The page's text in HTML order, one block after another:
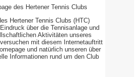
des Hertener Tennis Clubs
Hertener Tennis Clubs (HTC)
über die Tennisanlage und
Aktivitäten unseres
mit diesem Internetauftritt
und natürlich unseren über
Informationen rund um den Club